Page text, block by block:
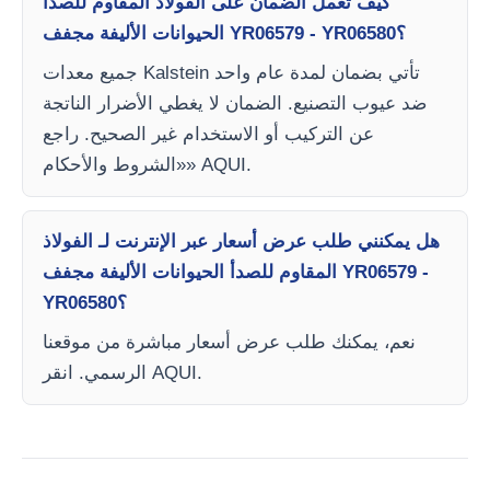
الحيوانات الأليفة مجفف YR06579 - YR06580؟
جميع معدات Kalstein تأتي بضمان لمدة عام واحد
ضد عيوب التصنيع. الضمان لا يغطي الأضرار الناتجة
عن التركيب أو الاستخدام غير الصحيح. راجع
«الشروط والأحكام» AQUI.
هل يمكنني طلب عرض أسعار عبر الإنترنت لـ الفولاذ
المقاوم للصدأ الحيوانات الأليفة مجفف YR06579 -
YR06580؟
نعم، يمكنك طلب عرض أسعار مباشرة من موقعنا
الرسمي. انقر AQUI.